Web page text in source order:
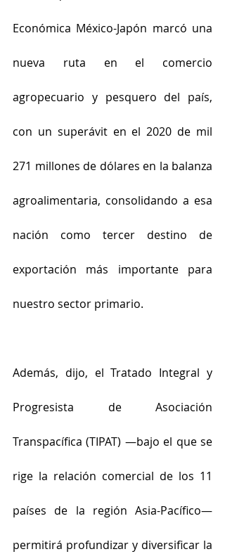
Económica México-Japón marcó una
nueva ruta en el comercio
agropecuario y pesquero del país,
con un superávit en el 2020 de mil
271 millones de dólares en la balanza
agroalimentaria, consolidando a esa
nación como tercer destino de
exportación más importante para
nuestro sector primario.
Además, dijo, el Tratado Integral y
Progresista de Asociación
Transpacífica (TIPAT) —bajo el que se
rige la relación comercial de los 11
países de la región Asia-Pacífico—
permitirá profundizar y diversificar la